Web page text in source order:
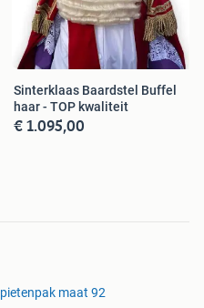
Sinterklaas Baardstel Buffel
haar - TOP kwaliteit
€ 1.095,00
pietenpak maat 92